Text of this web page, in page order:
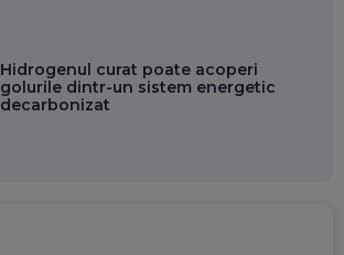
Hidrogenul curat poate acoperi
golurile dintr-un sistem energetic
decarbonizat